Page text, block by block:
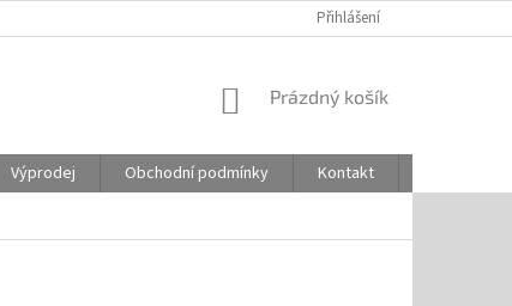
Přihlášení
NÁKUPNÍ
Prázdný košík
Výprodej Obchodní podmínky Kontakt